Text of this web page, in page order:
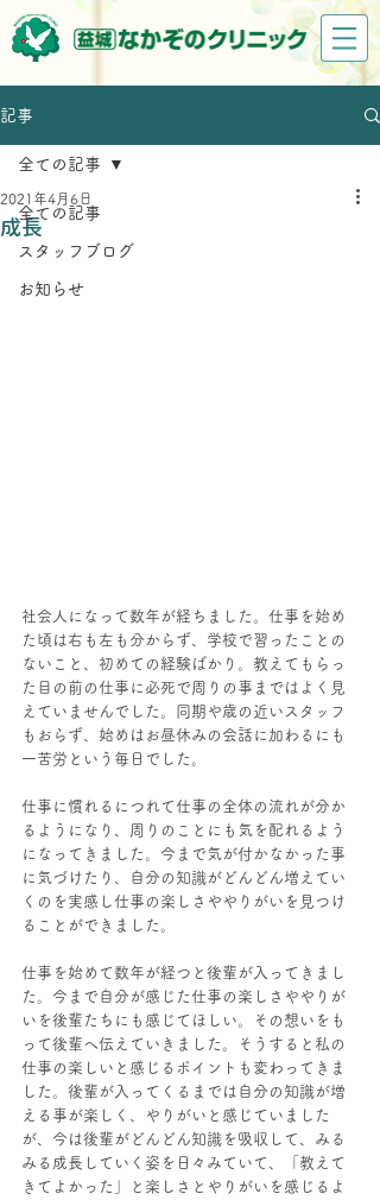
記事
全ての記事
スタッフブログ
お知らせ
全ての記事
成長
2021年4月6日
社会人になって数年が経ちました。仕事を始め
た頃は右も左も分からず、学校で習ったことの
ないこと、初めての経験ばかり。教えてもらっ
た目の前の仕事に必死で周りの事まではよく見
えていませんでした。同期や歳の近いスタッフ
もおらず、始めはお昼休みの会話に加わるにも
一苦労という毎日でした。
仕事に慣れるにつれて仕事の全体の流れが分か
るようになり、周りのことにも気を配れるよう
になってきました。今まで気が付かなかった事
に気づけたり、自分の知識がどんどん増えてい
くのを実感し仕事の楽しさややりがいを見つけ
ることができました。
仕事を始めて数年が経つと後輩が入ってきまし
た。今まで自分が感じた仕事の楽しさややりが
いを後輩たちにも感じてほしい。その想いをも
って後輩へ伝えていきました。そうすると私の
仕事の楽しいと感じるポイントも変わってきま
した。後輩が入ってくるまでは自分の知識が増
える事が楽しく、やりがいと感じていました
が、今は後輩がどんどん知識を吸収して、みる
みる成長していく姿を日々みていて、「教えて
きてよかった」と楽しさとやりがいを感じるよ